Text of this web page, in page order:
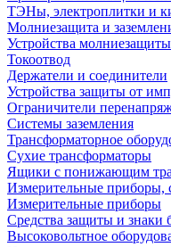
ТЭНы, электроплитки и
Молниезащита и
Устройства молниезащиты
Токоотвод
Держатели и соединители
Устройства защиты от
Ограничители
Системы заземления
Трансформаторное
Сухие трансформаторы
Ящики с понижающим
Измерительные приборы,
Измерительные приборы
Средства защиты и знаки
Высоковольтное